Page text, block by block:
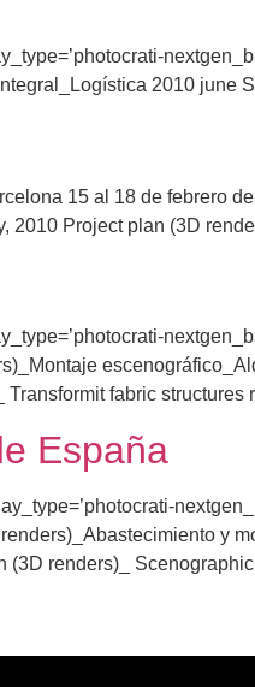
2010 june
15 al 18 de febrero
2010 Project plan (3D
fabric structures
España
y
renders)_